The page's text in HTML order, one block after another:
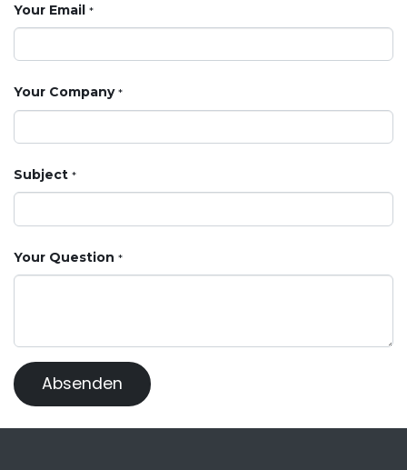
Your Email *
Your Company *
Subject *
Your Question *
Absenden